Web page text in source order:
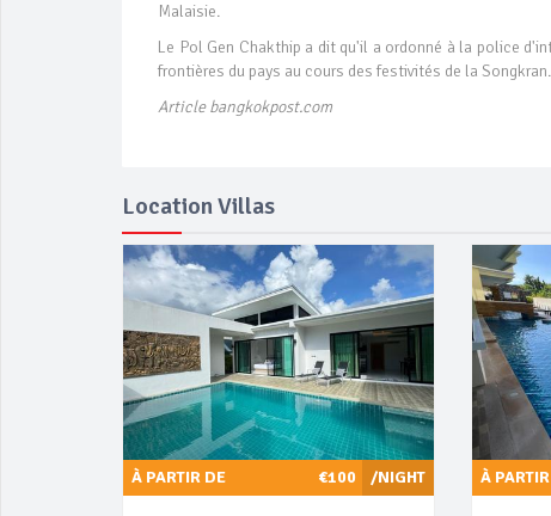
Malaisie.
Le Pol Gen Chakthip a dit qu'il a ordonné à la police
frontières du pays au cours des festivités de la Songkran.
Article bangkokpost.com
Location Villas
/NIGHT
À PARTIR DE €100 À